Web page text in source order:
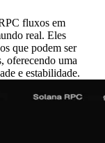
fluxos em
real. Eles
que podem ser
oferecendo uma
e estabilidade.